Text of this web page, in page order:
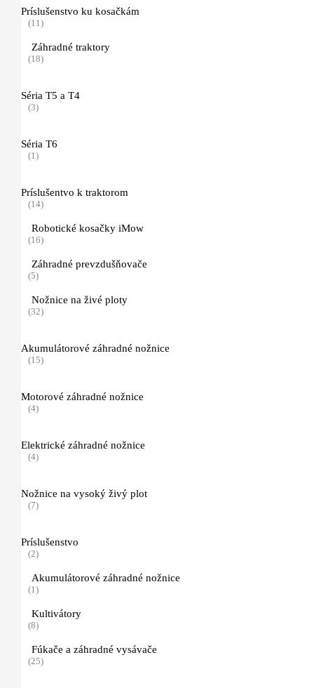
Rosiče a manuálne postrekovače
(29)
Motorové a akumulátorové rosiče
(15)
Manuálne postrekovače
(14)
Drviče konárov a záhradného odpadu
(11)
Príslušenstvo pre drviče a štiepkovače
(1)
Rozbrusovačky a píly na betón
(28)
Motorové píly na betón
(3)
Kombi Systém
(26)
Kombi motory
(7)
(11)
Kombi príslušenstvo
(8)
Príslušenstvo ku kosačkám
(11)
Záhradné traktory
(18)
Séria T5 a T4
(3)
Séria T6
(1)
Príslušentvo k traktorom
(14)
Robotické kosačky iMow
(16)
Záhradné prevzdušňovače
(5)
Nožnice na živé ploty
(32)
Akumulátorové záhradné nožnice
(15)
Motorové záhradné nožnice
(4)
Elektrické záhradné nožnice
(4)
Nožnice na vysoký živý plot
(7)
Príslušenstvo
(2)
Akumulátorové záhradné nožnice
(1)
Kultivátory
(8)
Fúkače a záhradné vysávače
(25)